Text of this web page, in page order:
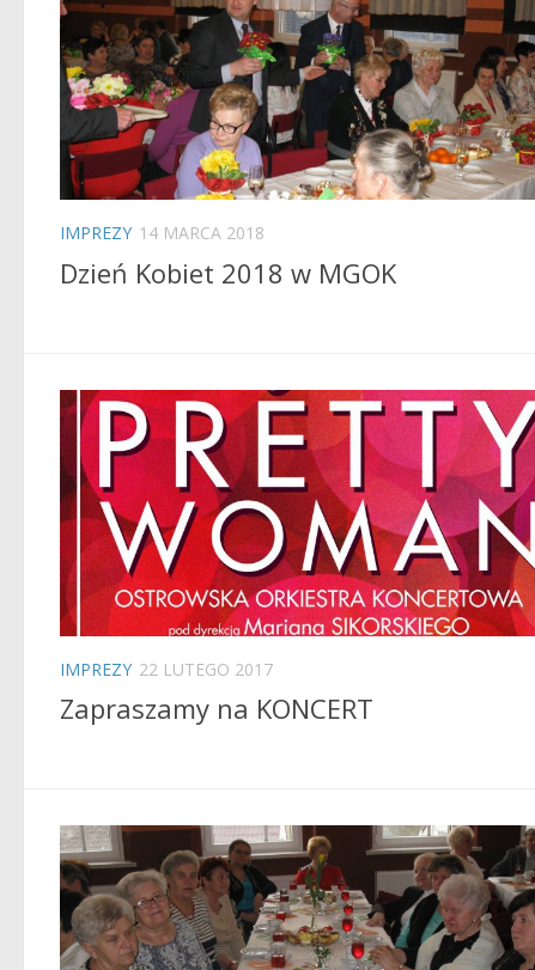
IMPREZY 14 MARCA 2018
Dzień Kobiet 2018 w MGOK
IMPREZY 22 LUTEGO 2017
Zapraszamy na KONCERT